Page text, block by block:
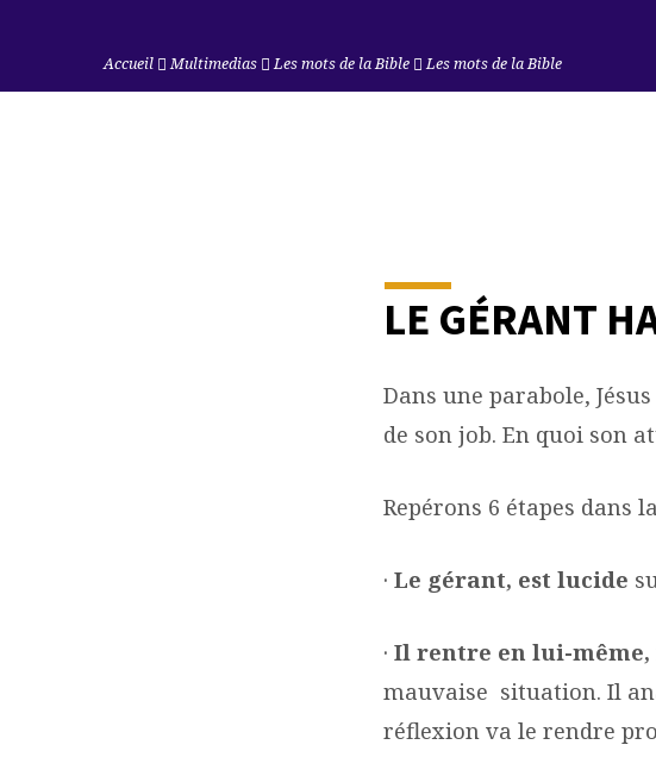
Accueil Multimedias Les mots de la Bible Les mots de la Bible
LE GÉRANT
Dans une parabole,
de son job. En quoi son
Repérons 6 étapes dans
· Le gérant, est lucide
· Il rentre en lui-
mauvaise situation. Il
réflexion va le rendre